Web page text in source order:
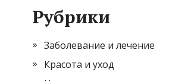
Рубрики
Заболевание и лечение
Красота и уход